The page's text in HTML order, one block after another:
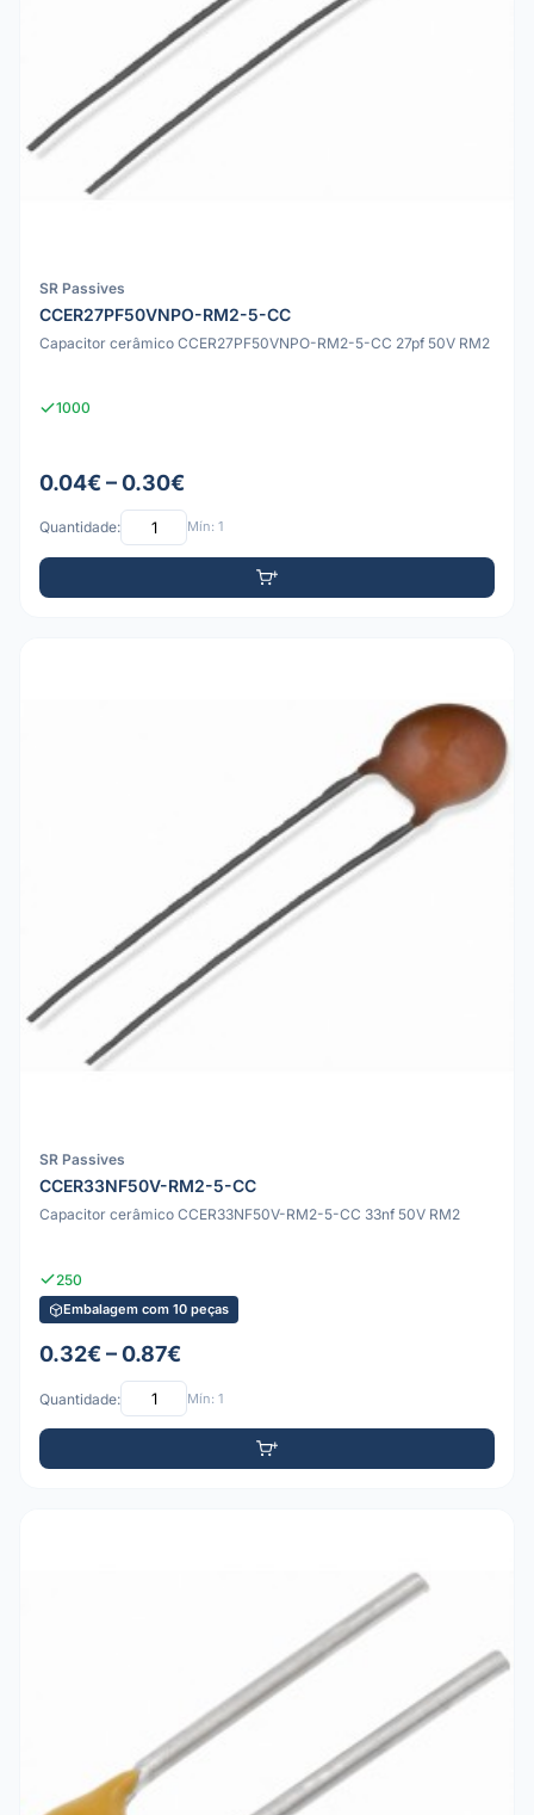
SR Passives
CCER27PF50VNPO-RM2-5-CC
Capacitor cerâmico CCER27PF50VNPO-RM2-5-CC 27pf 50V RM2
1000
0.04€ – 0.30€
Quantidade: Mín: 1
SR Passives
CCER33NF50V-RM2-5-CC
Capacitor cerâmico CCER33NF50V-RM2-5-CC 33nf 50V RM2
250
Embalagem com 10 peças
0.32€ – 0.87€
Quantidade: Mín: 1